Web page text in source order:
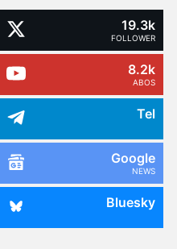
19.3k
FOLLOWER
8.2k
ABOS
Tel
Google
NEWS
Bluesky